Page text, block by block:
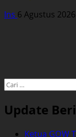
Ins 6 Agustus 2026
Cari
Update
Ketua GOW